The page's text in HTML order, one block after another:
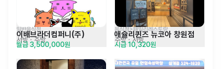
일반음식점
이배브라더컴퍼니(주)
서빙· 주방
월급 3,500,000원
음식점>패밀리레스토랑
애슐리퀸즈 뉴코아 창원점
주방· 서빙
시급 10,320원